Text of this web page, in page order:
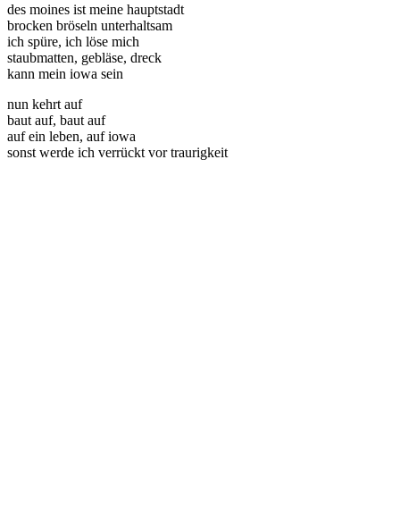
des moines ist meine hauptstadt
brocken bröseln unterhaltsam
ich spüre, ich löse mich
staubmatten, gebläse, dreck
kann mein iowa sein
nun kehrt auf
baut auf, baut auf
auf ein leben, auf iowa
sonst werde ich verrückt vor traurigkeit